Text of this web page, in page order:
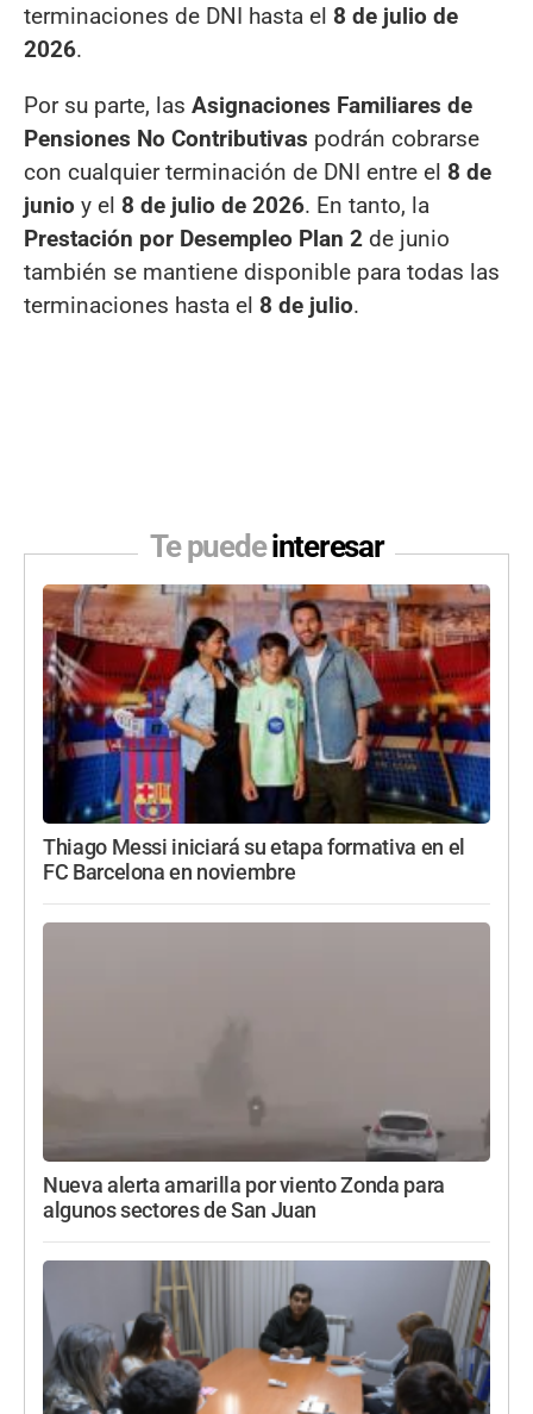
terminaciones de DNI hasta el 8 de julio de
2026.
Por su parte, las Asignaciones Familiares de
Pensiones No Contributivas podrán cobrarse
con cualquier terminación de DNI entre el 8 de
junio y el 8 de julio de 2026. En tanto, la
Prestación por Desempleo Plan 2 de junio
también se mantiene disponible para todas las
terminaciones hasta el 8 de julio.
Te puedeinteresar
Thiago Messi iniciará su etapa formativa en el
FC Barcelona en noviembre
Nueva alerta amarilla por viento Zonda para
algunos sectores de San Juan